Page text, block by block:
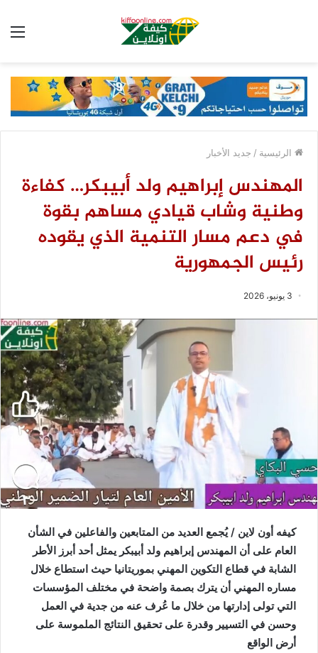
الرئيسية / جديد الأخبار
المهندس إبراهيم ولد أبيبكر… كفاءة
وطنية وشاب قيادي مساهم بقوة
في دعم مسار التنمية الذي يقوده
رئيس الجمهورية
3 يونيو، 2026
كيفه أون لاين / يُجمع العديد من المتابعين والفاعلين في الشأن
العام على أن المهندس إبراهيم ولد أبيبكر يمثل أحد أبرز الأطر
الشابة في قطاع التكوين المهني بموريتانيا حيث استطاع خلال
مساره المهني أن يترك بصمة واضحة في مختلف المؤسسات
التي تولى إدارتها من خلال ما عُرف عنه من جدية في العمل
وحسن في التسيير وقدرة على تحقيق النتائج الملموسة على
أرض الواقع